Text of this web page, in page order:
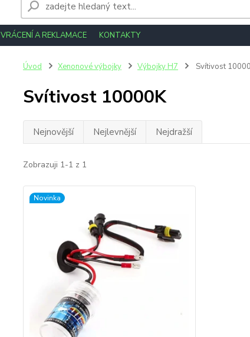
VRÁCENÍ A REKLAMACE KONTAKTY
Úvod Xenonové výbojky Výbojky H7 Svítivost
Svítivost 10000K
Nejnovější Nejlevnější Nejdražší
Zobrazuji 1-1 z 1
Novinka